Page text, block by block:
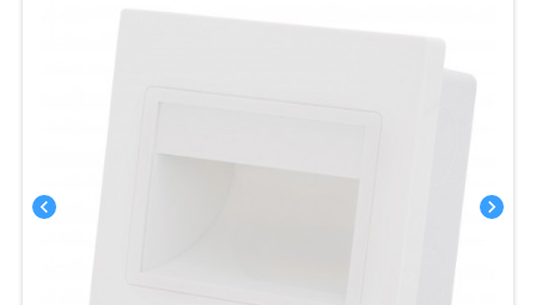
chevron_left chevron_right